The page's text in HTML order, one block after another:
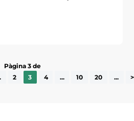
Pàgina 3 de
2 3 4 ... 10 20 ... >